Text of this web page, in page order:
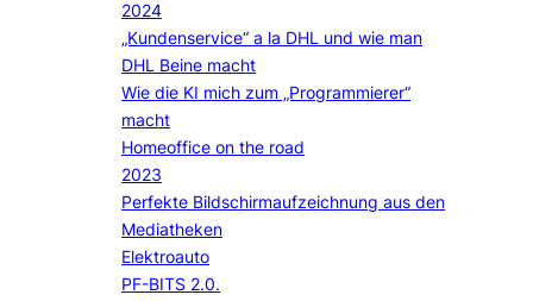
2024
„Kundenservice“ a la DHL und wie man
DHL Beine macht
Wie die KI mich zum „Programmierer“
macht
Homeoffice on the road
2023
Perfekte Bildschirmaufzeichnung aus den
Mediatheken
Elektroauto
PF-BITS 2.0.